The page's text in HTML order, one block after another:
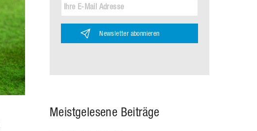
Newsletter abonnieren
Meistgelesene Beiträge